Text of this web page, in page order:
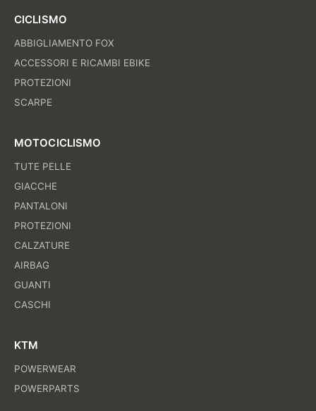
CICLISMO
ABBIGLIAMENTO FOX
ACCESSORI E RICAMBI EBIKE
PROTEZIONI
SCARPE
MOTOCICLISMO
TUTE PELLE
GIACCHE
PANTALONI
PROTEZIONI
CALZATURE
AIRBAG
GUANTI
CASCHI
KTM
POWERWEAR
POWERPARTS